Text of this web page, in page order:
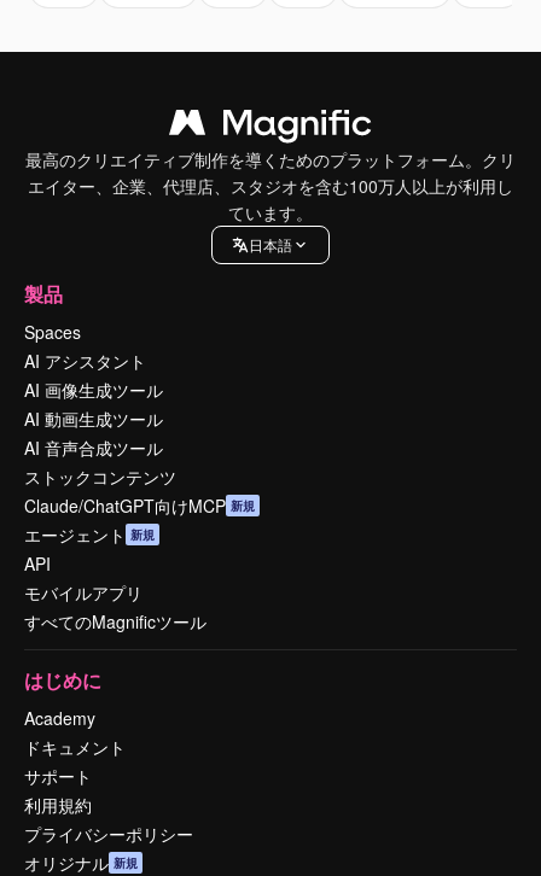
最高のクリエイティブ制作を導くためのプラットフォーム。クリ
エイター、企業、代理店、スタジオを含む100万人以上が利用し
ています。
日本語
製品
Spaces
AI アシスタント
AI 画像生成ツール
AI 動画生成ツール
AI 音声合成ツール
ストックコンテンツ
Claude/ChatGPT向けMCP 新規
エージェント 新規
API
モバイルアプリ
すべてのMagnificツール
はじめに
Academy
ドキュメント
サポート
利用規約
プライバシーポリシー
オリジナル 新規